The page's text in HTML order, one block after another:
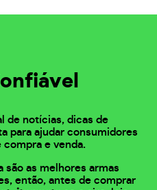
de notícias, dicas de
para ajudar consumidores
e venda.
são as melhores armas
então, antes de comprar